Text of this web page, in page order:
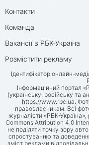
Контакти
Команда
Вакансії в РБК-Україна
Розмістити рекламу
Ідентифікатор онлайн-
Інформаційний портал
(українську, російську та
https://www.rbc.ua.
правовласникам. Всі
журналісти «РБК-Україна»,
Commons Attribution 4.0
не поділяти точку зору
спростуванню та
зміст реклами